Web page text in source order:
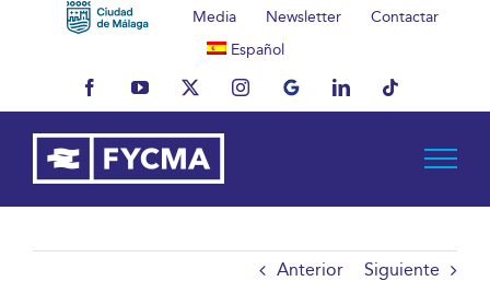
Media Newsletter
Contactar
Español
FacebookYouTubeX InstagramMyBusinessLinkedInTiktok
Anterior Siguiente